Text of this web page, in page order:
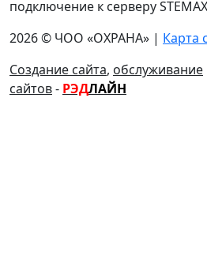
подключение к серверу
2026 © ЧОО «ОХРАНА» | Карта
Создание сайта, обслуживание
сайтов- РЭДЛАЙН